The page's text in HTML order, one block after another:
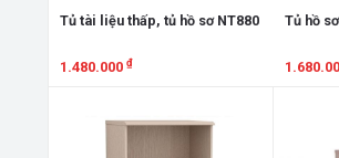
Tủ tài liệu thấp, tủ hồ sơ NT880
1.480.000 ₫
Tủ hồ